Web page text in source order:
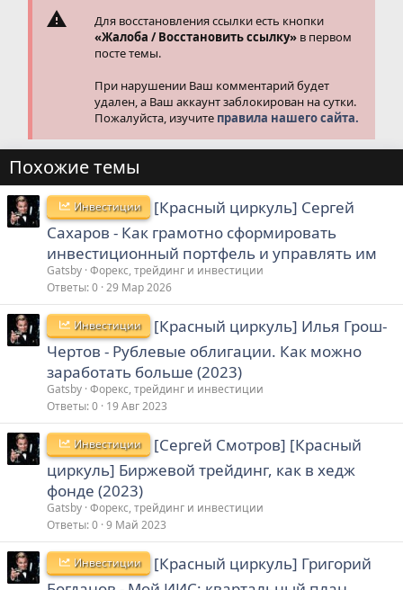
Для восстановления ссылки есть кнопки
«Жалоба / Восстановить ссылку» в первом
посте темы.
При нарушении Ваш комментарий будет
удален, а Ваш аккаунт заблокирован на сутки.
Пожалуйста, изучите правила нашего сайта.
Похожие темы
Инвестиции
[Красный циркуль] Сергей
Сахаров - Как грамотно сформировать
инвестиционный портфель и управлять им
Gatsby Форекс, трейдинг и инвестиции
Ответы 0 29 Мар 2026
Инвестиции
[Красный циркуль] Илья Грош-
Чертов - Рублевые облигации. Как можно
заработать больше (2023)
Gatsby Форекс, трейдинг и инвестиции
Ответы 0 19 Авг 2023
Инвестиции
[Сергей Смотров] [Красный
циркуль] Биржевой трейдинг, как в хедж
фонде (2023)
Gatsby Форекс, трейдинг и инвестиции
Ответы 0 9 Май 2023
Инвестиции
[Красный циркуль] Григорий